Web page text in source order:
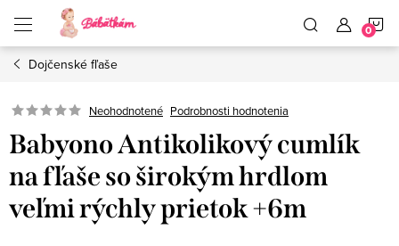
obsah
Dojčenské fľaše
Neohodnotené Podrobnosti hodnotenia
Babyono Antikolikový cumlík
na fľaše so širokým hrdlom
veľmi rýchly prietok +6m